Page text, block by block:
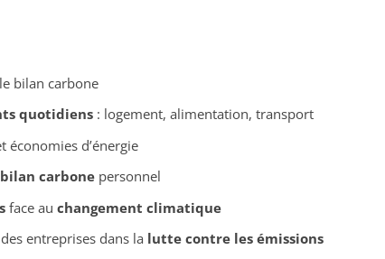
bilan carbone
quotidiens: logement, alimentation, transport
économies d’énergie
carbonepersonnel
face au changement climatique
entreprises dans la lutte contre les émissions